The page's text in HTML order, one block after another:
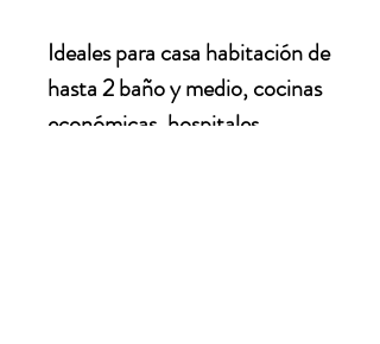
Ideales para casa habitación de
hasta 2 baño y medio, cocinas
económicas, hospitales,